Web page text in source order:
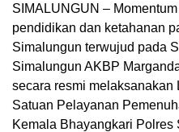
SIMALUNGUN –
pendidikan dan ketahanan
Simalungun terwujud pada
Simalungun AKBP
secara resmi
Satuan Pelayanan
Kemala Bhayangkari